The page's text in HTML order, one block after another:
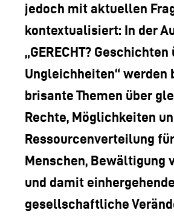
jedoch mit aktuellen
kontextualisiert: In der
„GERECHT?
Ungleichheiten“ werden
brisante Themen über
Rechte, Möglichkeiten
Ressourcenverteilung
Menschen, Bewältigung
und damit einhergehende
gesellschaftliche